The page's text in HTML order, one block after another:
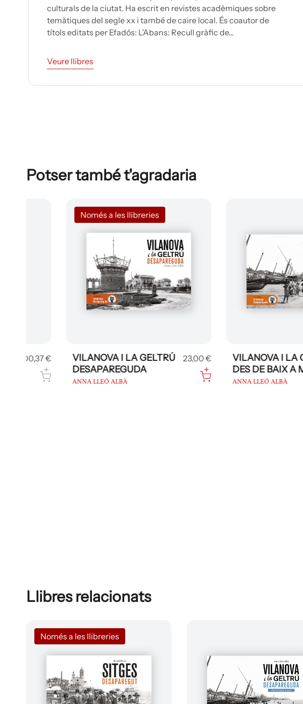
culturals de la ciutat. Ha escrit en revistes acadèmiques sobre
temàtiques del segle xx i també de caire local. És coautor de
títols editats per Efadós: L’Abans: Recull gràfic de...
Veure llibres
Potser també t'agradaria
Només a les llibreries
VILANOVA I LA GELTRÚ
DESAPAREGUDA
ANNA LLEÓ ALBÀ
23,00 €
VILANOVA I LA GELTRÚ -
DES DE BAIX A MAR
ANNA LLEÓ ALBÀ
Llibres relacionats
Només a les llibreries